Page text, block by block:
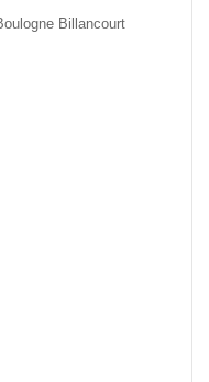
Billancourt